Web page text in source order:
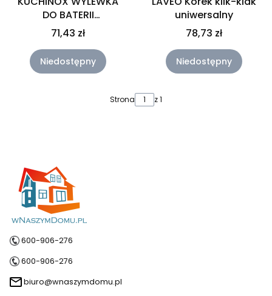
DO BATERII
ZLEWOZMYWAKOWEJ
STOJĄCEJ ELZA
71,43 zł
Niedostępny
uniwersalny
78,73 zł
Niedostępny
Strona z 1
600-906-276
600-906-276
biuro@wnaszymdomu.pl